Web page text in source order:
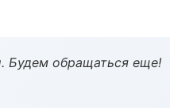
Будем обращаться еще!